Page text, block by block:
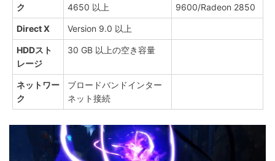
ク
4650 以上
9600/Radeon 2850
Direct X Version 9.0 以上
HDDスト
レージ
30 GB 以上の空き容量
ネットワー
ク
ブロードバンドインター
ネット接続